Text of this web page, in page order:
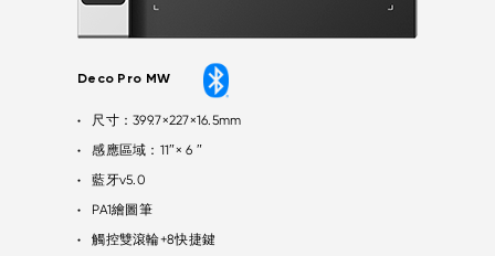
Deco Pro MW
● 尺寸：399.7×227×16.5mm
● 感應區域：11″× 6 ″
● 藍牙v5.0
● PA1繪圖筆
● 觸控雙滾輪+8快捷鍵